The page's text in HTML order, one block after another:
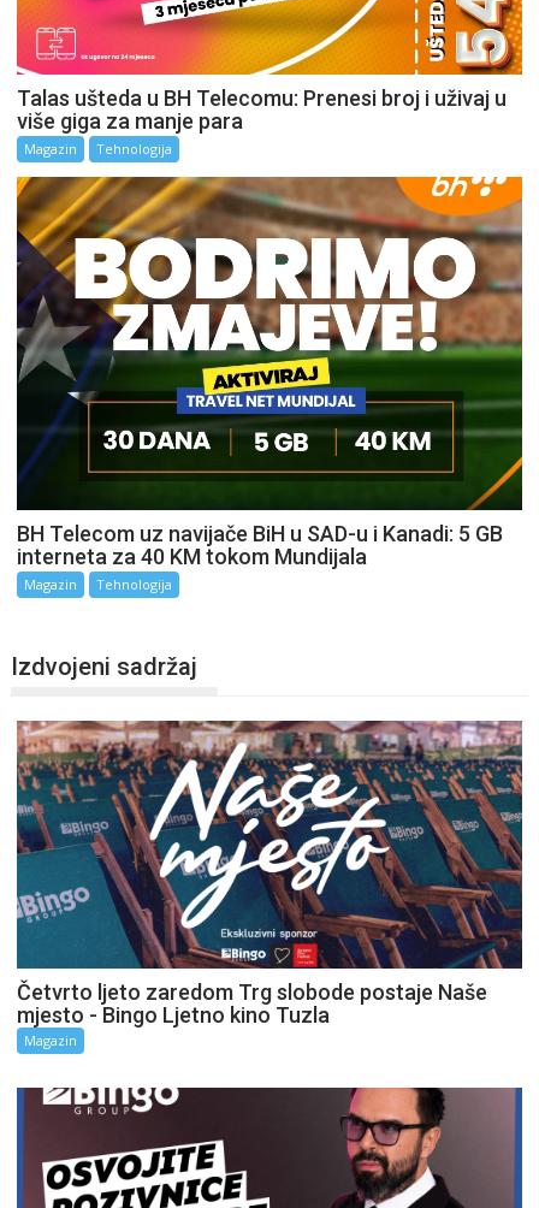
Talas ušteda u BH Telecomu: Prenesi broj i uživaj u
više giga za manje para
Magazin Tehnologija
BH Telecom uz navijače BiH u SAD-u i Kanadi: 5 GB
interneta za 40 KM tokom Mundijala
Magazin Tehnologija
Izdvojeni sadržaj
Četvrto ljeto zaredom Trg slobode postaje Naše
mjesto - Bingo Ljetno kino Tuzla
Magazin